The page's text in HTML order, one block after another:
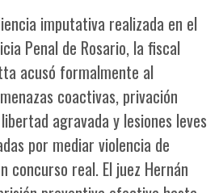
imputativa realizada en el
Penal de Rosario, la fiscal
acusó formalmente al
coactivas, privación
agravada y lesiones leves
por mediar violencia de
concurso real. El juez Hernán